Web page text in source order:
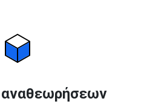
αναθεωρήσεων